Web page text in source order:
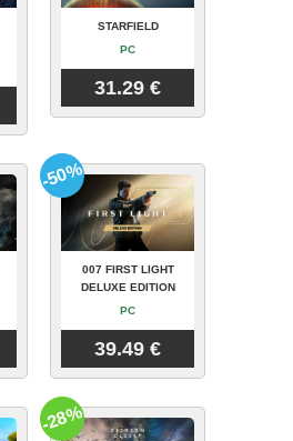
STARFIELD
PC
31.29 €
007 FIRST LIGHT
DELUXE EDITION
PC
39.49 €
-50%
-28%